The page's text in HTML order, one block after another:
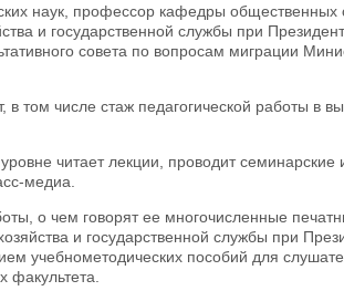
наук, профессор кафедры общественных
и государственной службы при
совета по вопросам миграции
в том числе стаж педагогической работы в
читает лекции, проводит семинарские
медиа.
о чем говорят ее многочисленные
и государственной службы при
учебнометодических пособий для
факультета.